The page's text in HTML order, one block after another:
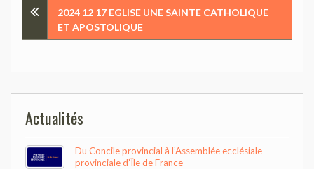
Navigation
de
l’article
2024 12 17 EGLISE UNE SAINTE CATHOLIQUE
ET APOSTOLIQUE
Actualités
Du Concile provincial à l’Assemblée ecclésiale
provinciale d’Île de France